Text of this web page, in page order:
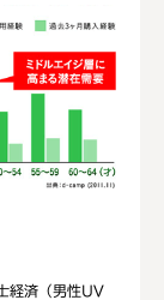
経済（男性UV